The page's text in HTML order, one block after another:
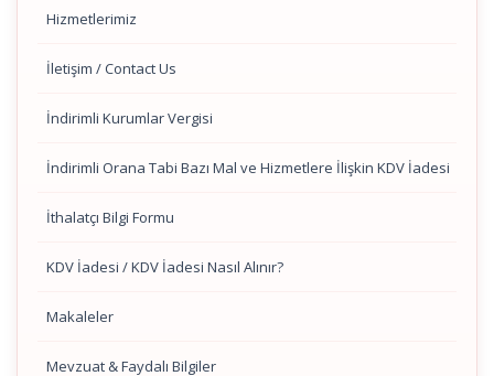
Hizmetlerimiz
İletişim / Contact Us
İndirimli Kurumlar Vergisi
İndirimli Orana Tabi Bazı Mal ve Hizmetlere İlişkin KDV İadesi
İthalatçı Bilgi Formu
KDV İadesi / KDV İadesi Nasıl Alınır?
Makaleler
Mevzuat & Faydalı Bilgiler